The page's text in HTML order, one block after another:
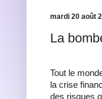
mardi 20 août
La
Tout le
la crise
des risques